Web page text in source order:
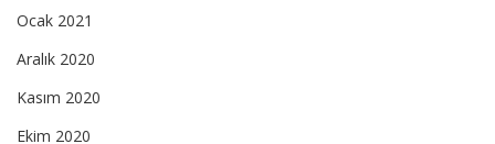
Ocak 2021
Aralık 2020
Kasım 2020
Ekim 2020